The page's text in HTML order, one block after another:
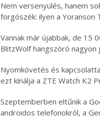
Nem versenyülés, hanem
forgószék: ilyen a Yoranson
Vannak már újabbak, de 15
BlitzWolf hangszóró nagyon
Nyomkövetés és
ezt kínálja a ZTE Watch K2
Szeptemberben eltűnik a
androidos telefonokról, a